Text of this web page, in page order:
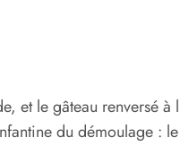
et le gâteau renversé
du démoulage :